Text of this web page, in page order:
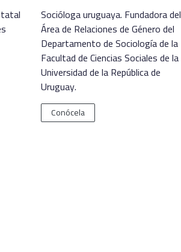
Socióloga uruguaya. Fundadora del
Área de Relaciones de Género del
Departamento de Sociología de la
Facultad de Ciencias Sociales de la
Universidad de la República de
Uruguay.
Conócela